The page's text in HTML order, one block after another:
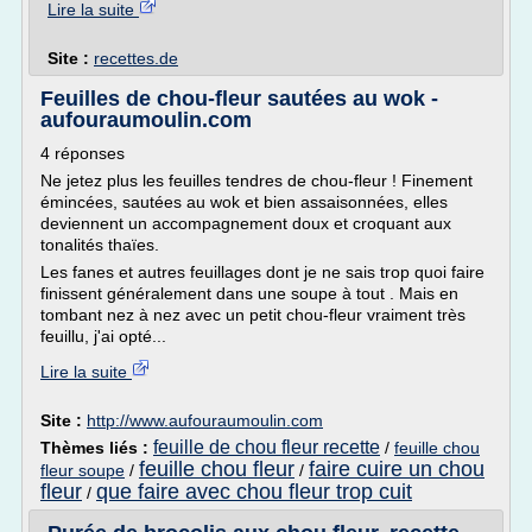
Lire la suite
Site : recettes.de
Feuilles de chou-fleur sautées au wok -
aufouraumoulin.com
4 réponses
Ne jetez plus les feuilles tendres de chou-fleur ! Finement
émincées, sautées au wok et bien assaisonnées, elles
deviennent un accompagnement doux et croquant aux
tonalités thaïes.
Les fanes et autres feuillages dont je ne sais trop quoi faire
finissent généralement dans une soupe à tout . Mais en
tombant nez à nez avec un petit chou-fleur vraiment très
feuillu, j'ai opté...
Lire la suite
Site : http://www.aufouraumoulin.com
Thèmes liés : feuille de chou fleur recette / feuille chou
fleur soupe / feuille chou fleur / faire cuire un chou
fleur / que faire avec chou fleur trop cuit